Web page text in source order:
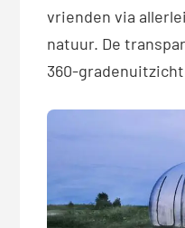
vrienden via
natuur. De
360-